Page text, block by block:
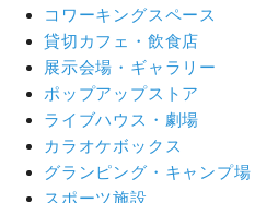
コワーキングスペース
貸切カフェ・飲食店
展示会場・ギャラリー
ポップアップストア
ライブハウス・劇場
カラオケボックス
グランピング・キャンプ場
スポーツ施設